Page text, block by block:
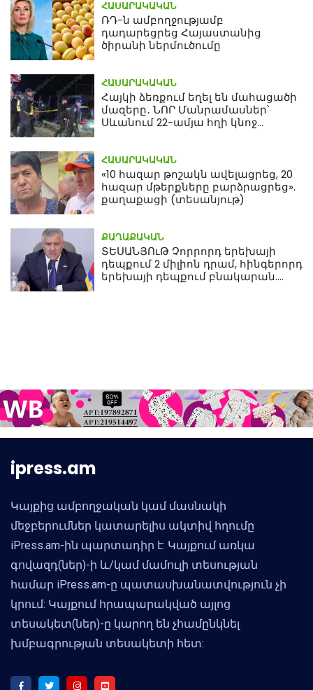
ՀԱՍԱՐԱԿԱԿԱՆ
ՌԴ-ն ամբողջությամբ
դադարեցրեց Հայաստանից
ծիրանի ներմուծումը
ՀԱՍԱՐԱԿԱԿԱՆ
Հայկի ձեռքում եղել են մահացածի
մազերը․ ՆՈՐ Մանրամասներ՝
Սևանում 22-ամյա հղի կնոջ
ՀԱՍԱՐԱԿԱԿԱՆ
«10 հազար թոշակն ավելացրեց, 20
հազար մթերքները բարձրացրեց».
քաղաքացի (տեսանյութ)
ՔԱՂԱՔԱԿԱՆ
ՏԵՍԱՆՅՈւԹ Չորրորդ երեխայի
դեպքում 2 միլիոն դրամ, հինգերորդ
երեխայի դեպքում բնակարան.
ipress.am
Կայքից ամբողջական կամ մասնակի
մեջբերումներ կատարելիս ակտիվ հղումը
iPress.am-ին պարտադիր է: Կայքում առկա
գովազդ(ներ)-ի և/կամ մամուլի տեսության
համար iPress.am-ը պատասխանատվություն չի
կրում: Կայքում հրապարակված այլոց
տեսակետ(ներ)-ը կարող են չհամընկնել
խմբագրության տեսակետի հետ: